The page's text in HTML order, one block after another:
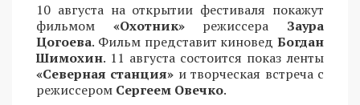
10 августа на открытии фестиваля покажут
фильмом «Охотник»режиссера Заура
Цогоева. Фильм представит киновед Богдан
Шимохин. 11 августа состоится показ ленты
«Северная станция» и творческая встреча с
режиссером Сергеем Овечко.